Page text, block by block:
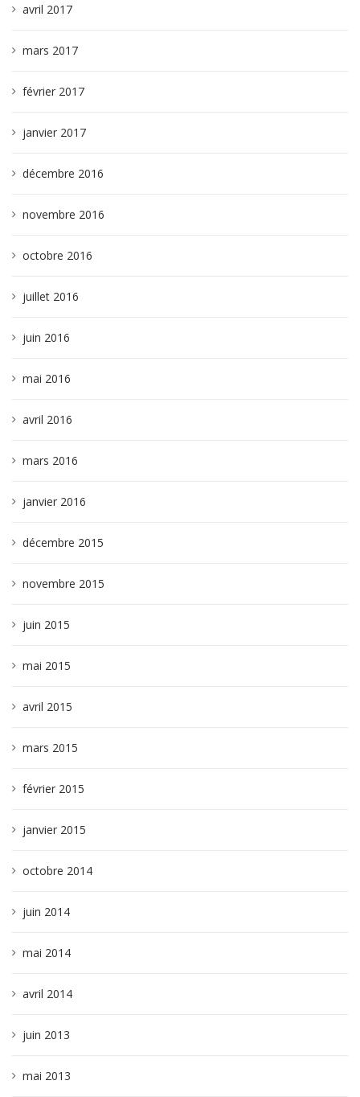
avril 2017
mars 2017
février 2017
janvier 2017
décembre 2016
novembre 2016
octobre 2016
juillet 2016
juin 2016
mai 2016
avril 2016
mars 2016
janvier 2016
décembre 2015
novembre 2015
juin 2015
mai 2015
avril 2015
mars 2015
février 2015
janvier 2015
octobre 2014
juin 2014
mai 2014
avril 2014
juin 2013
mai 2013